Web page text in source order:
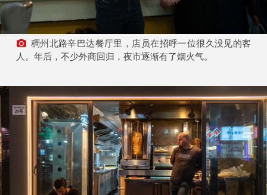
稠州北路辛巴达餐厅里，店员在招呼一位很久没见的客
人。年后，不少外商回归，夜市逐渐有了烟火气。